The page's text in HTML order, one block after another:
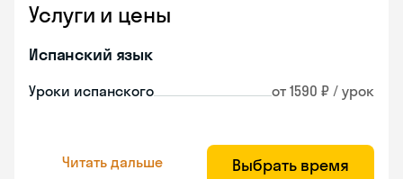
Услуги и цены
Испанский язык
Уроки испанского от 1590 ₽ / урок
Читать дальше Выбрать время